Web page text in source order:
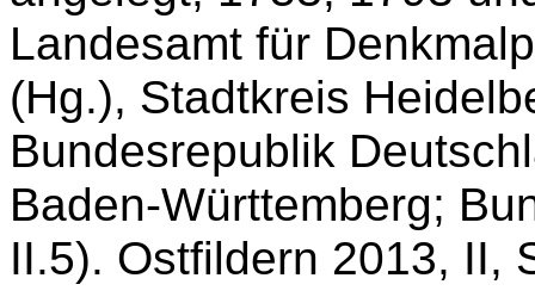
Landesamt für
(Hg.), Stadtkreis
Bundesrepublik
Baden-Württemberg;
II.5). Ostfildern 2013, II,